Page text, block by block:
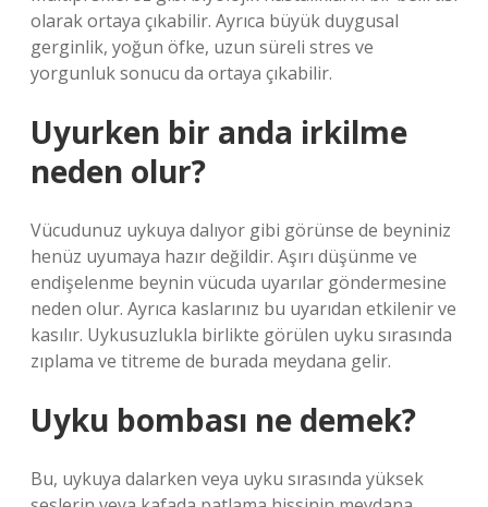
olarak ortaya çıkabilir. Ayrıca büyük duygusal
gerginlik, yoğun öfke, uzun süreli stres ve
yorgunluk sonucu da ortaya çıkabilir.
Uyurken bir anda irkilme
neden olur?
Vücudunuz uykuya dalıyor gibi görünse de beyniniz
henüz uyumaya hazır değildir. Aşırı düşünme ve
endişelenme beynin vücuda uyarılar göndermesine
neden olur. Ayrıca kaslarınız bu uyarıdan etkilenir ve
kasılır. Uykusuzlukla birlikte görülen uyku sırasında
zıplama ve titreme de burada meydana gelir.
Uyku bombası ne demek?
Bu, uykuya dalarken veya uyku sırasında yüksek